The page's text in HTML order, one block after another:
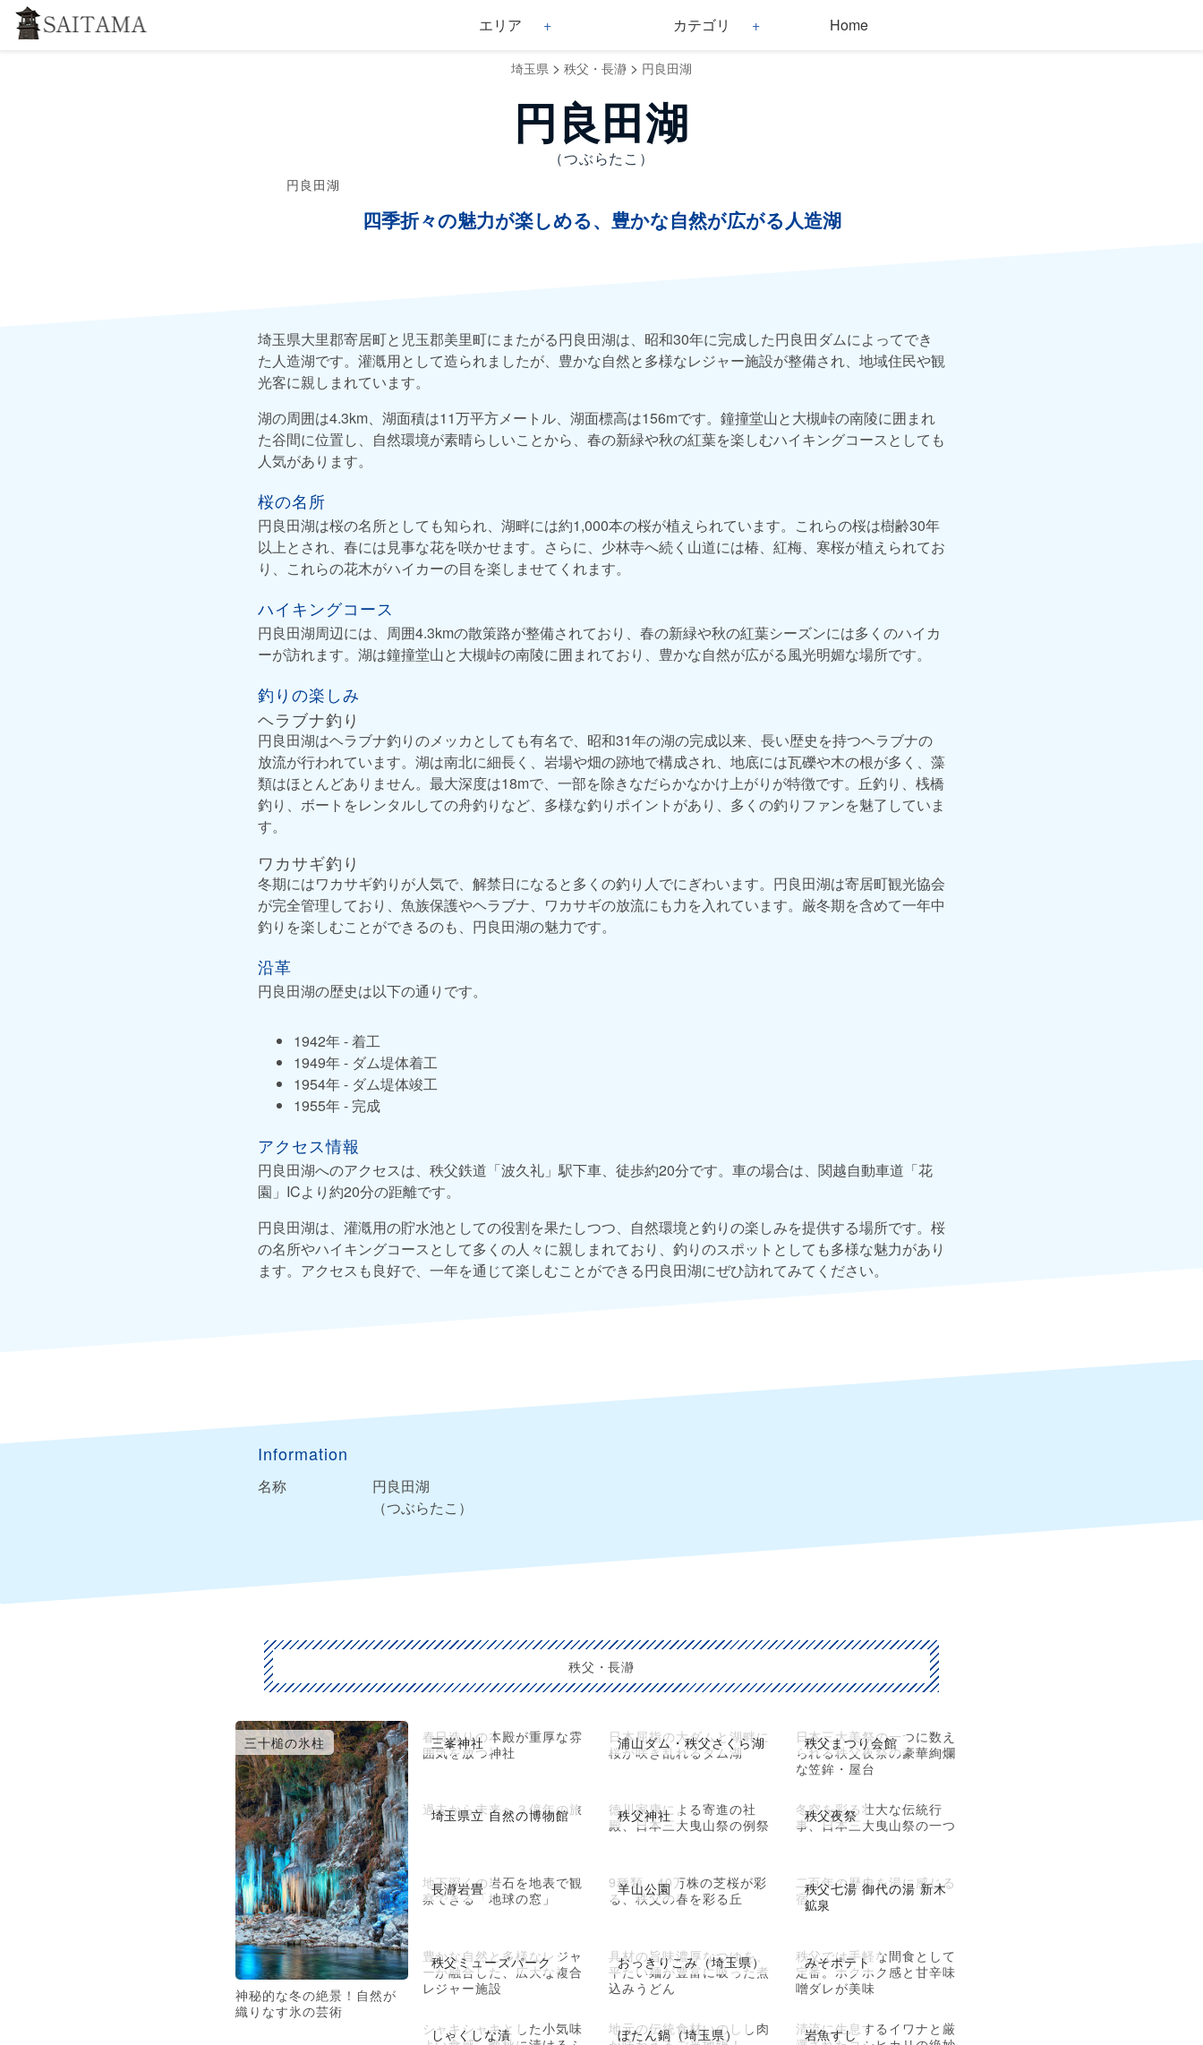
エリア カテゴリ Home
埼玉県 > 秩父・長瀞 > 円良田湖
円良田湖
（つぶらたこ）
円良田湖
四季折々の魅力が楽しめる、豊かな自然が広がる人造湖
埼玉県大里郡寄居町と児玉郡美里町にまたがる円良田湖は、昭和30年に完成した円良田ダムによってでき
た人造湖です。灌漑用として造られましたが、豊かな自然と多様なレジャー施設が整備され、地域住民や観
光客に親しまれています。
湖の周囲は4.3km、湖面積は11万平方メートル、湖面標高は156mです。鐘撞堂山と大槻峠の南陵に囲まれ
た谷間に位置し、自然環境が素晴らしいことから、春の新緑や秋の紅葉を楽しむハイキングコースとしても
人気があります。
桜の名所
円良田湖は桜の名所としても知られ、湖畔には約1,000本の桜が植えられています。これらの桜は樹齢30年
以上とされ、春には見事な花を咲かせます。さらに、少林寺へ続く山道には椿、紅梅、寒桜が植えられてお
り、これらの花木がハイカーの目を楽しませてくれます。
ハイキングコース
円良田湖周辺には、周囲4.3kmの散策路が整備されており、春の新緑や秋の紅葉シーズンには多くのハイカ
ーが訪れます。湖は鐘撞堂山と大槻峠の南陵に囲まれており、豊かな自然が広がる風光明媚な場所です。
釣りの楽しみ
ヘラブナ釣り
円良田湖はヘラブナ釣りのメッカとしても有名で、昭和31年の湖の完成以来、長い歴史を持つヘラブナの
放流が行われています。湖は南北に細長く、岩場や畑の跡地で構成され、地底には瓦礫や木の根が多く、藻
類はほとんどありません。最大深度は18mで、一部を除きなだらかなかけ上がりが特徴です。丘釣り、桟橋
釣り、ボートをレンタルしての舟釣りなど、多様な釣りポイントがあり、多くの釣りファンを魅了していま
す。
ワカサギ釣り
冬期にはワカサギ釣りが人気で、解禁日になると多くの釣り人でにぎわいます。円良田湖は寄居町観光協会
が完全管理しており、魚族保護やヘラブナ、ワカサギの放流にも力を入れています。厳冬期を含めて一年中
釣りを楽しむことができるのも、円良田湖の魅力です。
沿革
円良田湖の歴史は以下の通りです。
1942年 - 着工
1949年 - ダム堤体着工
1954年 - ダム堤体竣工
1955年 - 完成
アクセス情報
円良田湖へのアクセスは、秩父鉄道「波久礼」駅下車、徒歩約20分です。車の場合は、関越自動車道「花
園」ICより約20分の距離です。
円良田湖は、灌漑用の貯水池としての役割を果たしつつ、自然環境と釣りの楽しみを提供する場所です。桜
の名所やハイキングコースとして多くの人々に親しまれており、釣りのスポットとしても多様な魅力があり
ます。アクセスも良好で、一年を通じて楽しむことができる円良田湖にぜひ訪れてみてください。
Information
名称
円良田湖
（つぶらたこ）
秩父・長瀞
三十槌の氷柱
神秘的な冬の絶景！自然が
織りなす氷の芸術
三峯神社
春日造りの本殿が重厚な雰
囲気を放つ神社
浦山ダム・秩父さくら湖
日本屈指の大ダムと湖畔に
桜が咲き乱れるダム湖
秩父まつり会館
日本三大美祭の一つに数え
られる秩父夜祭の豪華絢爛
な笠鉾・屋台
埼玉県立 自然の博物館
過去から未来へ３億年の旅 秩父神社
徳川家康による寄進の社
殿、日本三大曳山祭の例祭
秩父夜祭
冬空を彩る壮大な伝統行
事、日本三大曳山祭の一つ
長瀞岩畳
地下深くの岩石を地表で観
察できる「地球の窓」
羊山公園
9種類、40万株の芝桜が彩
る、秩父の春を彩る丘
秩父七湯 御代の湯 新木
鉱泉
二百年の歴史を湯に感じる
宿
秩父ミューズパーク
豊かな自然と多様なレジャ
ーが融合した、広大な複合
レジャー施設
おっきりこみ（埼玉県）
具材の旨味濃厚なつゆを、
平たい麺が豊富に吸った煮
込みうどん
みそポテト
秩父では手軽な間食として
定番。ホクホク感と甘辛味
噌ダレが美味
しゃくしな漬
シャキシャキとした小気味
ぼたん鍋（埼玉県）
地元の伝統食材いのしし肉
岩魚すし
清流に生息するイワナと厳